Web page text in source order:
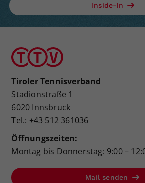
Inside-In
Tiroler Tennisverband
Stadionstraße 1
6020 Innsbruck
Tel.: +43 512 361036
Öffnungszeiten:
Montag bis Donnerstag: 9:00 –
Mail senden